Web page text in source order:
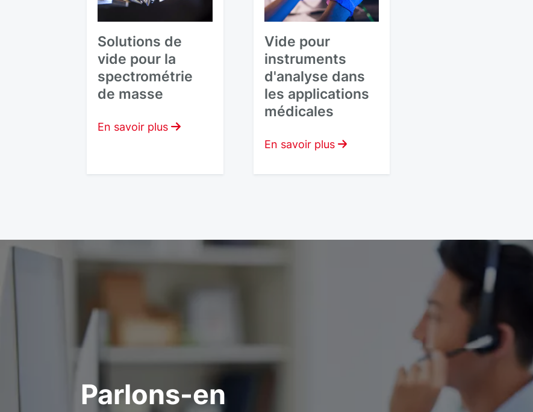
Solutions de
vide pour la
spectrométrie
de masse
En savoir plus
Vide pour
instruments
d'analyse dans
les applications
médicales
En savoir plus
Parlons-en